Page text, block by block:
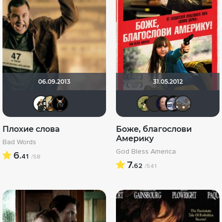
06.09.2013
Плохие слова
Bad Words
6.41 /58
31.05.2012
Andy
Боже, благослови
Америку
God Bless America
7.62 /541